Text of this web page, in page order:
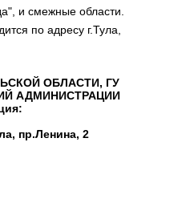
и смежные области.
по адресу г.Тула,
ОБЛАСТИ, ГУ
АДМИНИСТРАЦИИ
пр.Ленина, 2